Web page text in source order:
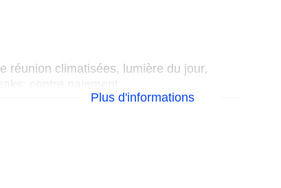
réunion climatisées, lumière du jour,
contre paiement
Plus d'informations